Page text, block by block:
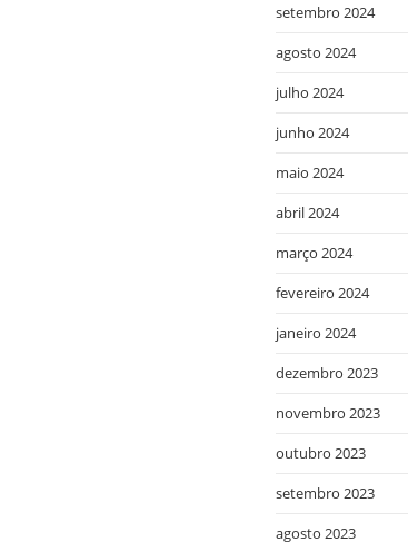
setembro 2024
agosto 2024
julho 2024
junho 2024
maio 2024
abril 2024
março 2024
fevereiro 2024
janeiro 2024
dezembro 2023
novembro 2023
outubro 2023
setembro 2023
agosto 2023